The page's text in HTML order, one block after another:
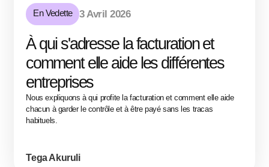
En Vedette 3 Avril 2026
À qui s'adresse la facturation et
comment elle aide les différentes
entreprises
Nous expliquons à qui profite la facturation et comment elle aide
chacun à garder le contrôle et à être payé sans les tracas
habituels.
Tega Akuruli